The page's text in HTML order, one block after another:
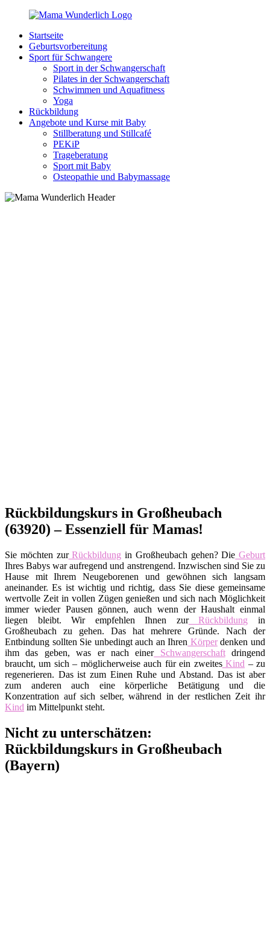
Zurück
Inhalt
MamaWunderlich.de
Mutti
sein
wunderbar!
Startseite
Geburtsvorbereitung
Sport für Schwangere
Sport in der Schwangerschaft
Pilates in der Schwangerschaft
Schwimmen und Aquafitness
Yoga
Rückbildung
Angebote und Kurse mit Baby
Stillberatung und Stillcafé
PEKiP
Trageberatung
Sport mit Baby
Osteopathie und Babymassage
Rückbildungskurs in Großheubach
(63920) – Essenziell für Mamas!
Sie möchten zurRückbildung in Großheubach gehen? Die Geburt
Ihres Babys war aufregend und anstrengend. Inzwischen sind Sie zu
Hause mit Ihrem Neugeborenen und gewöhnen sich langsam
aneinander. Es ist wichtig und richtig, dass Sie diese gemeinsame
wertvolle Zeit in vollen Zügen genießen und sich nach Möglichkeit
immer wieder Pausen gönnen, auch wenn der Haushalt einmal
liegen bleibt. Wir empfehlen Ihnen zurRückbildung in
Großheubach zu gehen. Das hat mehrere Gründe. Nach der
Entbindung sollten Sie unbedingt auch an Ihren Körperdenken und
ihm das geben, was er nach einerSchwangerschaftdringend
braucht, um sich – möglicherweise auch für ein zweitesKind – zu
regenerieren. Das ist zum Einen Ruhe und Abstand. Das ist aber
zum anderen auch eine körperliche Betätigung und die
Konzentration auf sich selber, während in der restlichen Zeit ihr
Kind im Mittelpunkt steht.
Nicht zu unterschätzen:
Rückbildungskurs in Großheubach
(Bayern)